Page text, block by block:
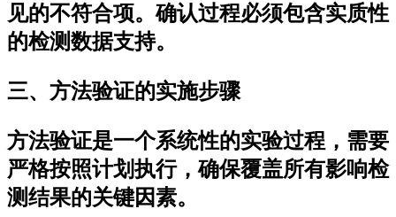
见的不符合项。确认过程必须包含实质性
的检测数据支持。
三、方法验证的实施步骤
方法验证是一个系统性的实验过程，需要
严格按照计划执行，确保覆盖所有影响检
测结果的关键因素。